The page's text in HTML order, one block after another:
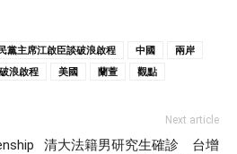
黨主席江啟臣談破浪啟程 中國
兩岸
破浪啟程 美國 蘭萱 觀點
Next article
清大法籍男研究生確診 台增